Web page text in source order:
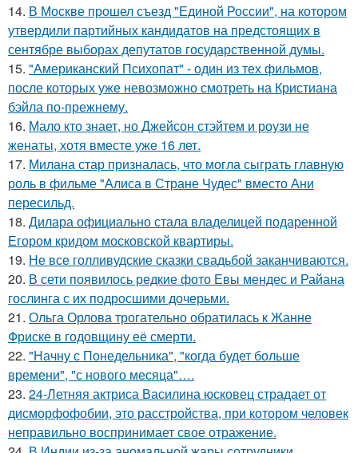
14. В Москве прошел съезд "Единой России", на котором
утвердили партийных кандидатов на предстоящих в
сентябре выборах депутатов государственной думы.
15. "Американский Психопат" - один из тех фильмов,
после которых уже невозможно смотреть на Кристиана
бэйла по-прежнему.
16. Мало кто знает, но Джейсон стэйтем и роузи не
женаты, хотя вместе уже 16 лет.
17. Милана стар призналась, что могла сыграть главную
роль в фильме "Алиса в Стране Чудес" вместо Ани
пересильд.
18. Дилара официально стала владелицей подаренной
Егором кридом московской квартиры.
19. Не все голливудские сказки свадьбой заканчиваются.
20. В сети появилось редкие фото Евы мендес и Райана
гослинга с их подросшими дочерьми.
21. Ольга Орлова трогательно обратилась к Жанне
Фриске в годовщину её смерти.
22. "Начну с Понедельника", "когда будет больше
времени", "с нового месяца"….
23. 24-Летняя актриса Василина юсковец страдает от
дисморфофобии, это расстройства, при котором человек
неправильно воспринимает свое отражение.